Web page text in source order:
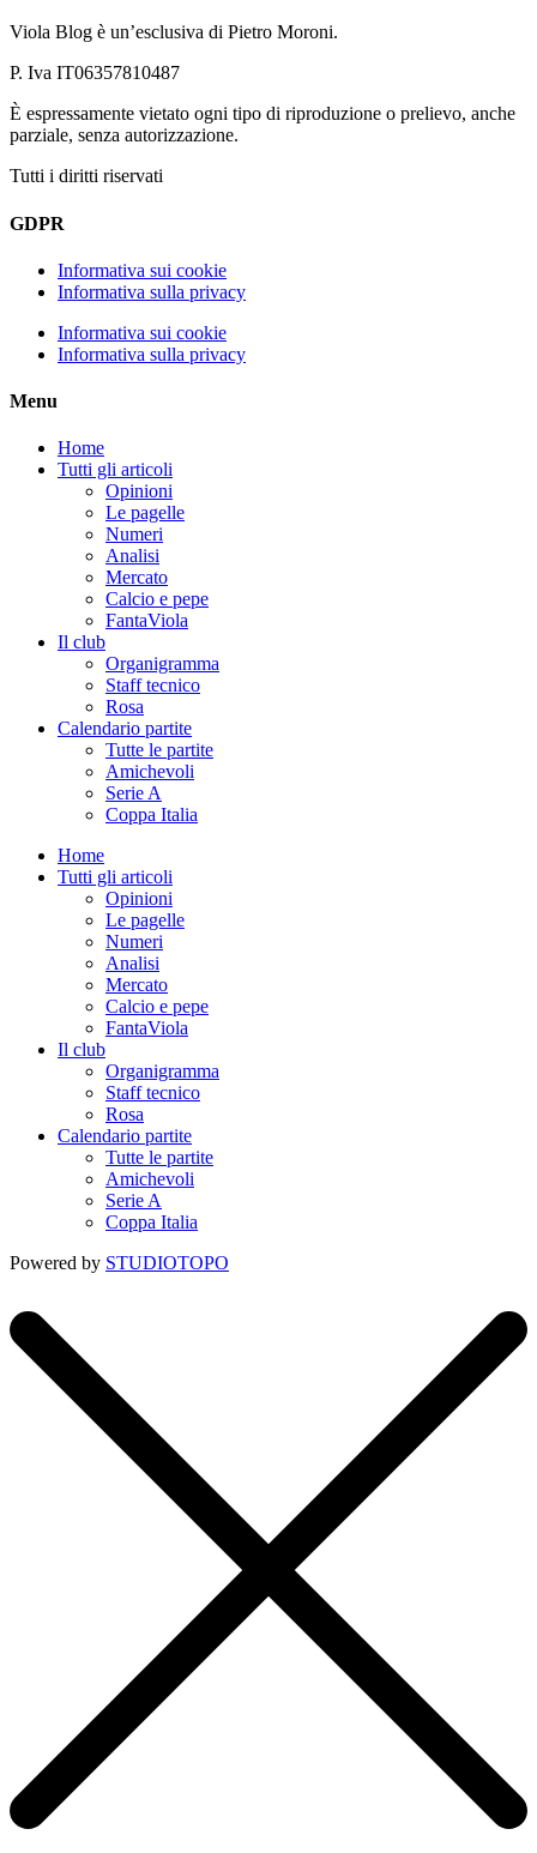
Viola Blog è un’esclusiva di Pietro Moroni.
P. Iva IT06357810487
È espressamente vietato ogni tipo di riproduzione o prelievo, anche
parziale, senza autorizzazione.
Tutti i diritti riservati
GDPR
Informativa sui cookie
Informativa sulla privacy
Informativa sui cookie
Informativa sulla privacy
Menu
Home
Tutti gli articoli
Opinioni
Le pagelle
Numeri
Analisi
Mercato
Calcio e pepe
FantaViola
Il club
Organigramma
Staff tecnico
Rosa
Calendario partite
Tutte le partite
Amichevoli
Serie A
Coppa Italia
Home
Tutti gli articoli
Opinioni
Le pagelle
Numeri
Analisi
Mercato
Calcio e pepe
FantaViola
Il club
Organigramma
Staff tecnico
Rosa
Calendario partite
Tutte le partite
Amichevoli
Serie A
Coppa Italia
Powered by STUDIOTOPO